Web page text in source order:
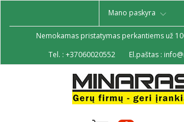
Mano paskyra
Nemokamas pristatymas perkantiems už
Tel. : +37060020552 El.paštas :